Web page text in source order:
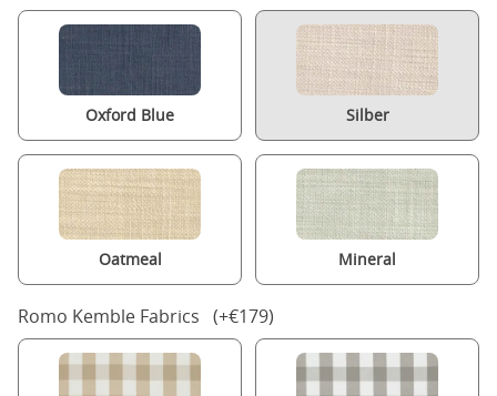
Oxford Blue Silber
Oatmeal Mineral
Romo Kemble Fabrics (+€179)